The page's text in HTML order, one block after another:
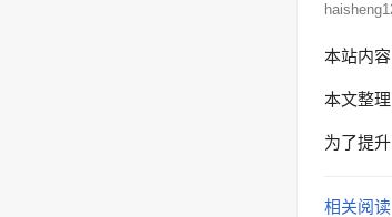
本站内
本文整
为了提
相关阅读